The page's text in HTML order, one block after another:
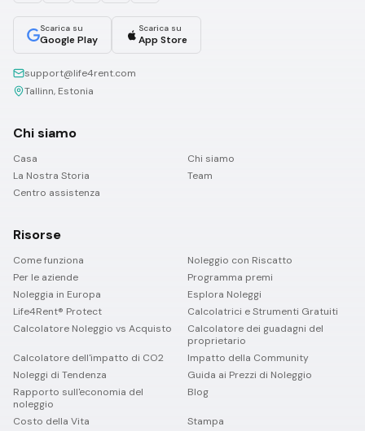
Scarica su
Google Play
Scarica su
App Store
support@life4rent.com
Tallinn, Estonia
Chi siamo
Casa
Chi siamo
La Nostra Storia
Team
Centro assistenza
Risorse
Come funziona
Noleggio con Riscatto
Per le aziende
Programma premi
Noleggia in Europa
Esplora Noleggi
Life4Rent® Protect
Calcolatrici e Strumenti Gratuiti
Calcolatore Noleggio vs Acquisto
Calcolatore dei guadagni del
proprietario
Calcolatore dell'impatto di CO2
Impatto della Community
Noleggi di Tendenza
Guida ai Prezzi di Noleggio
Rapporto sull'economia del
noleggio
Blog
Costo della Vita
Stampa